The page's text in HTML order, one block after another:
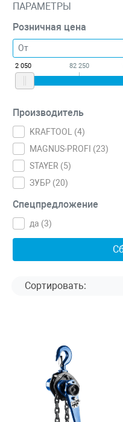
ПАРАМЕТРЫ
Розничная цена
2 050 82 250
Производитель
KRAFTOOL (4)
MAGNUS-PROFI (23)
STAYER (5)
ЗУБР (20)
Спецпредложение
да (3)